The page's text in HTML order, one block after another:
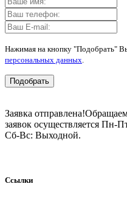
Нажимая на кнопку "Подобрать"
персональных данных
Подобрать
Заявка отправлена!
заявок осуществляется Пн-
Сб-Вс: Выходной.
Ссылки